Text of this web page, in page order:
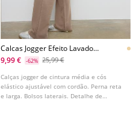
Calcas Jogger Efeito Lavado
Posicional
9,99 € -62% 25,99 €
Calças jogger de cintura média e cós
elástico ajustável com cordão. Perna reta
e larga. Bolsos laterais. Detalhe de